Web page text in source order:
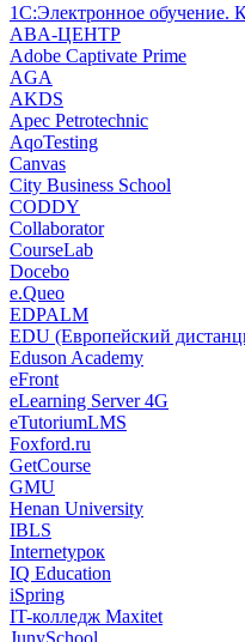
1С:Электронное обучение.
ABA-ЦЕНТР
Adobe Captivate Prime
AGA
AKDS
Apec Petrotechnic
AqoTesting
Canvas
City Business School
CODDY
Collaborator
CourseLab
Docebo
e.Queo
EDPALM
EDU (Европейский
Eduson Academy
eFront
eLearning Server 4G
eTutoriumLMS
Foxford.ru
GetCourse
GMU
Henan University
IBLS
Internetурок
IQ Education
iSpring
IT-колледж Maxitet
JunySchool